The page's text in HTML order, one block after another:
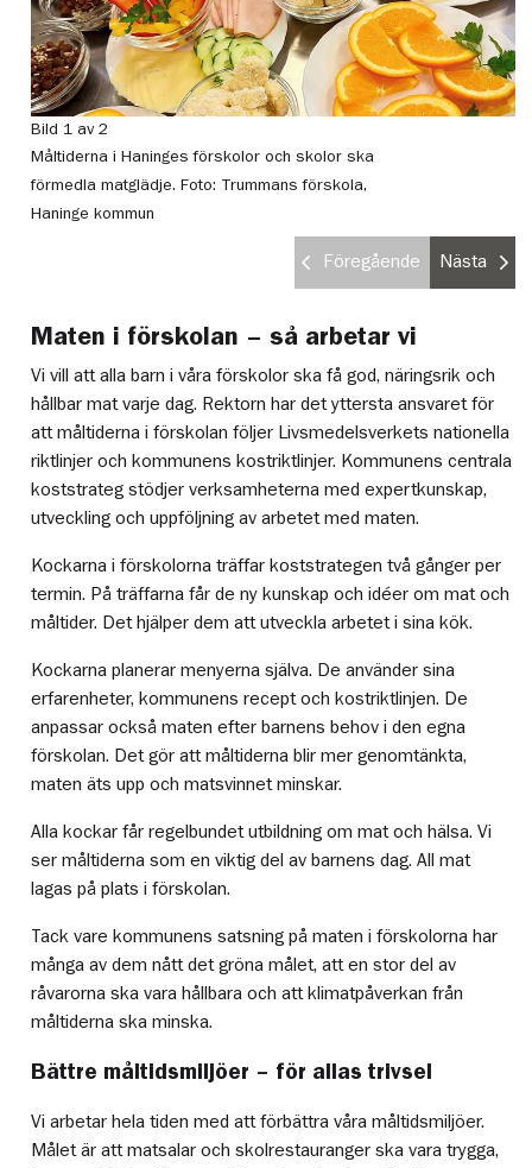
Bild 1 av 2
Måltiderna i Haninges förskolor och skolor ska
förmedla matglädje.Foto: Trummans förskola,
Haninge kommun
Föregående Nästa
Maten i förskolan – så arbetar vi
Vi vill att alla barn i våra förskolor ska få god, näringsrik och
hållbar mat varje dag. Rektorn har det yttersta ansvaret för
att måltiderna i förskolan följer Livsmedelsverkets nationella
riktlinjer och kommunens kostriktlinjer. Kommunens centrala
koststrateg stödjer verksamheterna med expertkunskap,
utveckling och uppföljning av arbetet med maten.
Kockarna i förskolorna träffar koststrategen två gånger per
termin. På träffarna får de ny kunskap och idéer om mat och
måltider. Det hjälper dem att utveckla arbetet i sina kök.
Kockarna planerar menyerna själva. De använder sina
erfarenheter, kommunens recept och kostriktlinjen. De
anpassar också maten efter barnens behov i den egna
förskolan. Det gör att måltiderna blir mer genomtänkta,
maten äts upp och matsvinnet minskar.
Alla kockar får regelbundet utbildning om mat och hälsa. Vi
ser måltiderna som en viktig del av barnens dag. All mat
lagas på plats i förskolan.
Tack vare kommunens satsning på maten i förskolorna har
många av dem nått det gröna målet, att en stor del av
råvarorna ska vara hållbara och att klimatpåverkan från
måltiderna ska minska.
Bättre måltidsmiljöer – för allas trivsel
Vi arbetar hela tiden med att förbättra våra måltidsmiljöer.
Målet är att matsalar och skolrestauranger ska vara trygga,